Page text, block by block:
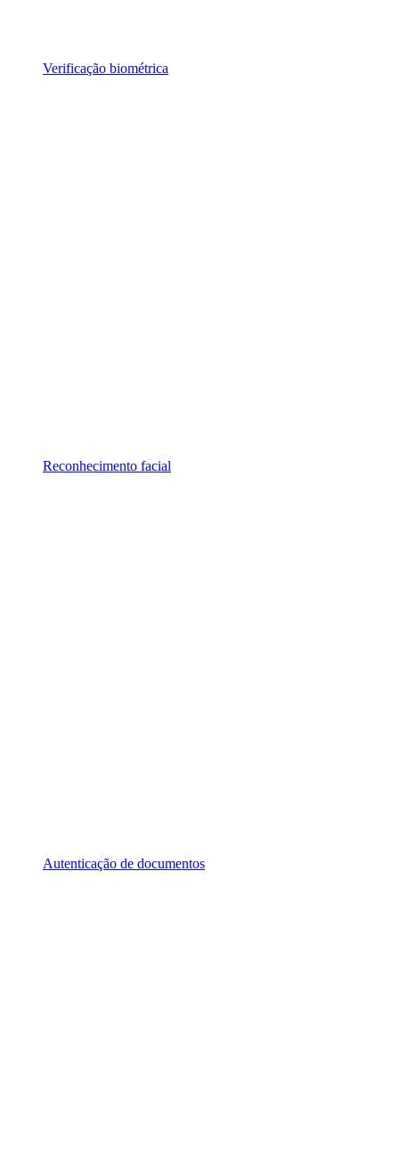
Verificação biométrica
Reconhecimento facial
Autenticação de documentos